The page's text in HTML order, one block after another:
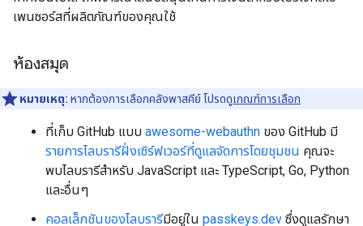
เพนซอร์สที่ผลิตภัณฑ์ของคุณใช้
ห้องสมุด
หมายเหตุ: หากต้องการเลือกคลังพาสคีย์ โปรดดูเกณฑ์การเลือก
ที่เก็บ GitHub แบบ awesome-webauthn ของ GitHub มี
รายการไลบรารีฝั่งเซิร์ฟเวอร์ที่ดูแลจัดการโดยชุมชน คุณจะ
พบไลบรารีสำหรับ JavaScript และ TypeScript, Go, Python
และอื่นๆ
คอลเล็กชันของไลบรารีมีอยู่ใน passkeys.dev ซึ่งดูแลรักษา